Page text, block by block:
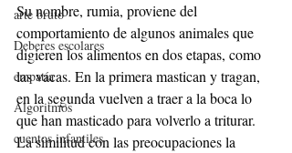
arte bruto
Deberes escolares
empatía
Algoritmos
cuentos infantiles
Su nombre, rumia, proviene del
comportamiento de algunos animales que
digieren los alimentos en dos etapas, como
las vacas. En la primera mastican y tragan,
en la segunda vuelven a traer a la boca lo
que han masticado para volverlo a triturar.
La similitud con las preocupaciones la